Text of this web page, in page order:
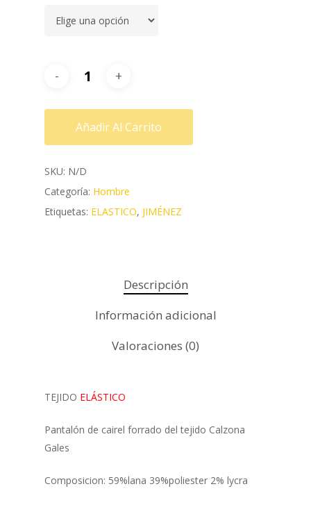
Añadir Al Carrito
SKU: N/D
Categoría: Hombre
Etiquetas: ELASTICO, JIMÉNEZ
Descripción
Información adicional
Valoraciones (0)
TEJIDO ELÁSTICO
Pantalón de cairel forrado del tejido Calzona
Gales
Composicion: 59%lana 39%poliester 2% lycra